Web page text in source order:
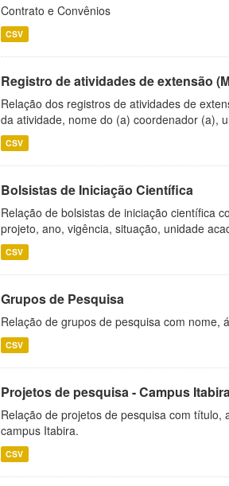
Contrato e Convênios
CSV
Registro de atividades de extensão
Relação dos registros de atividades de
da atividade, nome do (a) coordenador (a),
CSV
Bolsistas de Iniciação Científica
Relação de bolsistas de iniciação científica
projeto, ano, vigência, situação, unidade
CSV
Grupos de Pesquisa
Relação de grupos de pesquisa com nome,
CSV
Projetos de pesquisa - Campus
Relação de projetos de pesquisa com
campus Itabira.
CSV